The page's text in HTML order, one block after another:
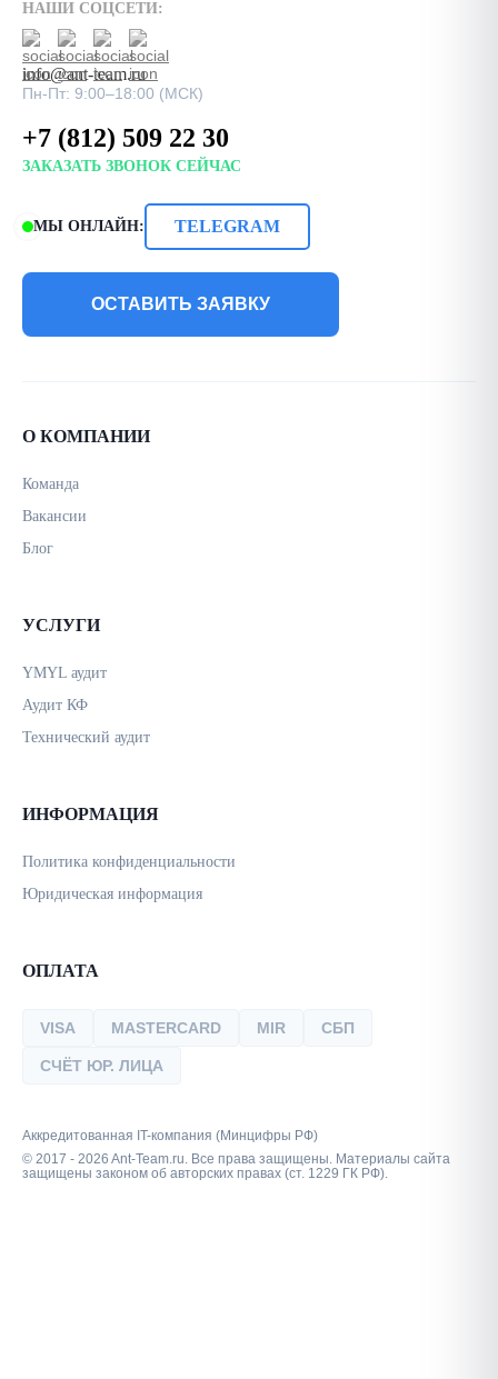
НАШИ СОЦСЕТИ:
info@ant-team.ru
Пн-Пт: 9:00–18:00 (МСК)
+7 (812) 509 22 30
ЗАКАЗАТЬ ЗВОНОК СЕЙЧАС
МЫ ОНЛАЙН: TELEGRAM
ОСТАВИТЬ ЗАЯВКУ
О КОМПАНИИ
Команда
Вакансии
Блог
УСЛУГИ
YMYL аудит
Аудит КФ
Технический аудит
ИНФОРМАЦИЯ
Политика конфиденциальности
Юридическая информация
ОПЛАТА
VISA MASTERCARD MIR СБП
СЧЁТ ЮР. ЛИЦА
Аккредитованная IT-компания (Минцифры РФ)
© 2017 - 2026 Ant-Team.ru. Все права защищены. Материалы сайта
защищены законом об авторских правах (ст. 1229 ГК РФ).